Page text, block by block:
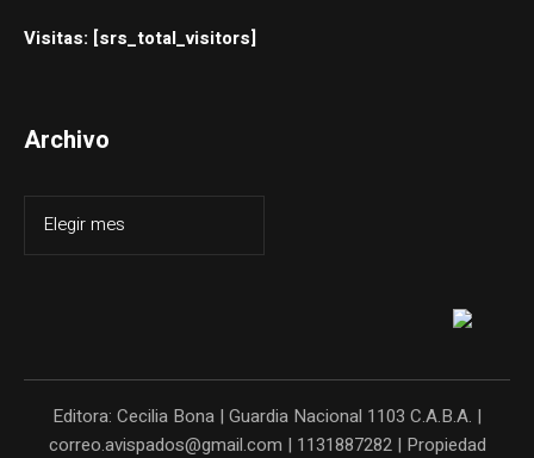
Visitas: [srs_total_visitors]
Archivo
Editora: Cecilia Bona | Guardia Nacional 1103 C.A.B.A. |
correo.avispados@gmail.com | 1131887282 | Propiedad